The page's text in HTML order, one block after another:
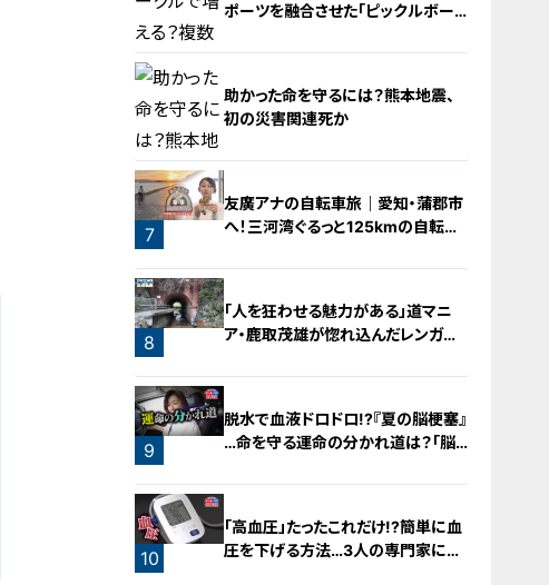
4
5
ポーツを融合させた「ピックルボー
6
助かった命を守るには？熊本地震、
初の災害関連死か
7
友廣アナの自転車旅｜愛知・蒲郡市
へ！三河湾ぐるっと125kmの自転車
8
「人を狂わせる魅力がある」道マニ
ア・鹿取茂雄が惚れ込んだレンガの
9
脱水で血液ドロドロ!?『夏の脳梗塞』
…命を守る運命の分かれ道は？「脳
10
「高血圧」たったこれだけ!?簡単に血
圧を下げる方法…3人の専門家に学